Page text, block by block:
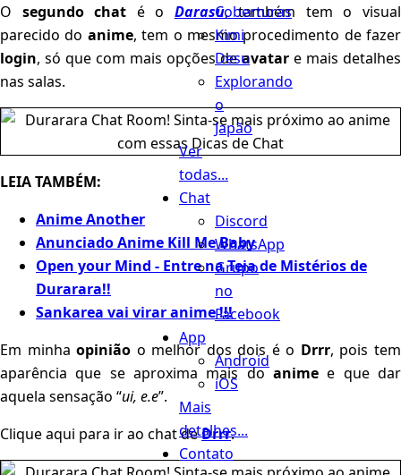
Coberturas
Kimi
Desu
Explorando
o
Japão
Ver
todas...
Chat
Discord
WhatsApp
Grupo
no
Facebook
App
Android
iOS
Mais
detalhes...
Contato
O segundo chat é o Darasu, também tem o visual
parecido do anime, tem o mesmo procedimento de fazer
login, só que com mais opções deavatar e mais detalhes
nas salas.
LEIA TAMBÉM:
Anime Another
Anunciado Anime Kill Me Baby
Open your Mind - Entre na Teia de Mistérios de
Durarara!!
Sankarea vai virar anime !!!
Em minhaopinião o melhor dos dois é o Drrr, pois tem
aparência que se aproxima mais doanime e que dar
aquela sensação “ui, e.e”.
Clique aqui para ir ao chat deDrrr.